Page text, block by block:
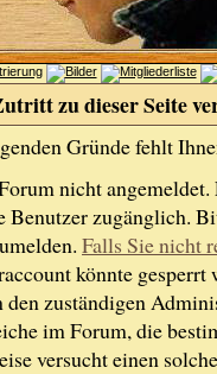
zu dieser Seite
Gründe fehlt
nicht
Benutzer zugänglich.
Falls Sie nicht
könnte gesperrt
den zuständigen
im Forum, die
versucht einen